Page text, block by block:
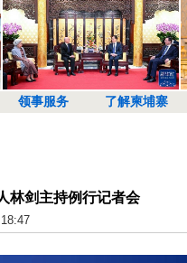
领事服务 了解柬埔寨
林剑主持例行记者会